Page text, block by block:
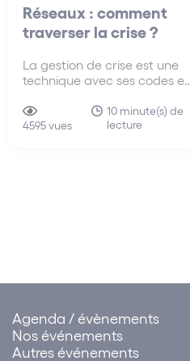
Réseaux : comment
traverser la crise ?
La gestion de crise est une
technique avec ses codes et
propose une grille de lecture
synthétique des questions
4595 vues
10 minute(s) de
lecture
Agenda / évènements
Nos événements
Autres événements